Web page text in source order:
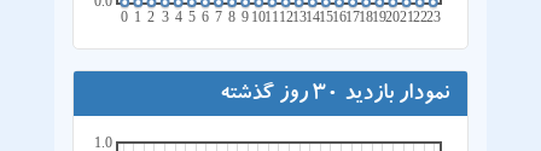
0 1 2 3 4 5 6 7 8 9 1011121314151617181920212223
نمودار بازدید 30 روز گذشته
1.0